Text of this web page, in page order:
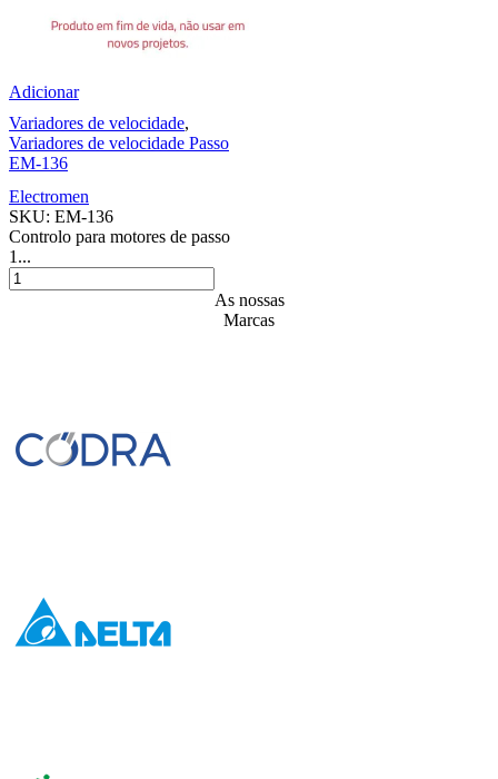
Adicionar
Variadores de velocidade,
Variadores de velocidade Passo
EM-136
Electromen
SKU: EM-136
Controlo para motores de passo
1...
As nossas
Marcas